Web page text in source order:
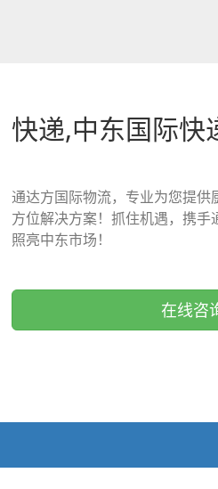
快递,中东国际快
通达方国际物流，专业为您提供
方位解决方案！抓住机遇，携
照亮中东市场！
在线咨